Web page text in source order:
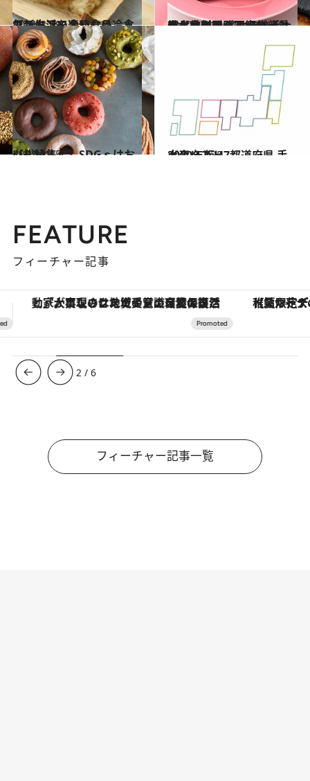
2021.3.19
カンタンでおいしい冷食で新生活を楽しむ♪ 人気ストアの冷凍食品
グルメ 2020.11.25
輸入食料品＆スーパーマーケットの イケテル手土産【カタログ写真68点】 まとめて閲覧♡編集部員も太鼓判！
グルメ
2021.2.15
【総特集！】SDGｓはおいしい
グルメ 2020.12.25
2020年版 47都道府県 手土産リスト
グルメ
FEATURE
フィーチャー記事
【夏限定ディナーコース】旬を迎える稚鮎や花ズッキーニなどをイタリア・トスカーナの郷土料理の手法で満喫！
3 /6
フィーチャー記事一覧